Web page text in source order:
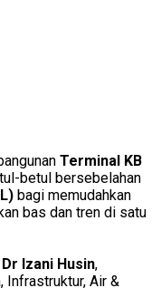
Terminal KB
betul bersebelahan
bagi memudahkan
bas dan tren di satu
Dr Izani Husin,
Infrastruktur, Air &